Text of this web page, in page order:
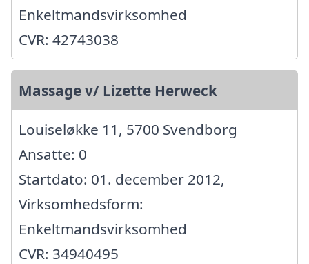
Enkeltmandsvirksomhed
CVR: 42743038
Massage v/ Lizette Herweck
Louiseløkke 11, 5700 Svendborg
Ansatte: 0
Startdato: 01. december 2012,
Virksomhedsform:
Enkeltmandsvirksomhed
CVR: 34940495